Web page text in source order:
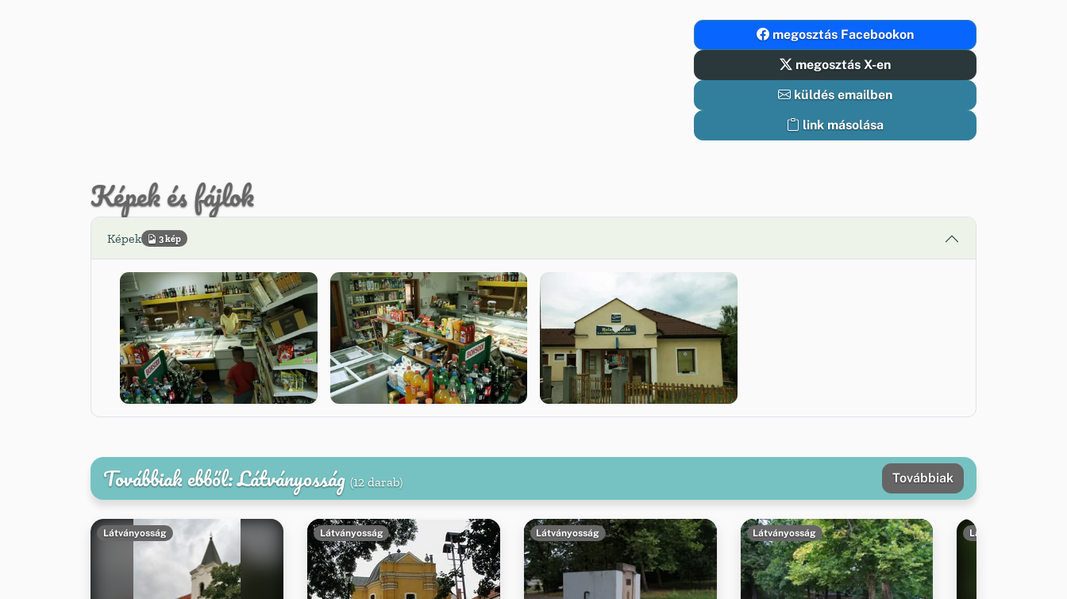
megosztás Facebookon
megosztás X-en
küldés emailben
link másolása
Képek és fájlok
Képek 3 kép
Továbbiak ebből: Látványosság (12 darab) Továbbiak
Látványosság Látványosság Látványosság Látványosság Látványosság